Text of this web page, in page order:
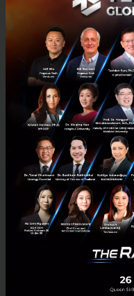
พฤษภาคม 20, 2022| By
Deal Digest or
Turn Digital Assets